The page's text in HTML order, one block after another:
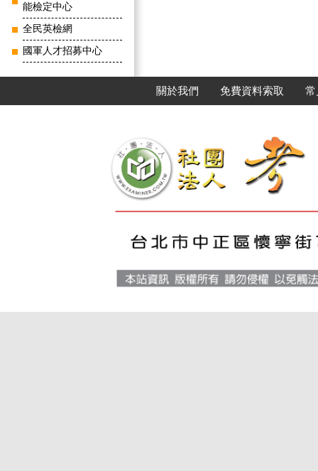
能檢定中心
全民英檢網
國軍人才招募中心
關於我們 免費資料索取 常